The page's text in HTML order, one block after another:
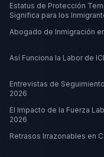
Estatus de Protección
Significa para los
Abogado de Inmigración
Así Funciona la Labor de
Entrevistas de
2026
El Impacto de la Fuerza
2026
Retrasos Irrazonables en